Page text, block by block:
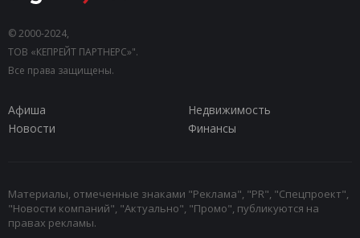
© 2000-2024,
ТОВ «КЕПРЕЙТ ПАРТНЕРС»".
Все права защищены.
Афиша
Недвижимость
Новости
Финансы
Материалы, отмеченные знаками "Реклама", "PR", "Спецпроект",
"Новости компаний", "Актуально", "Промо", публикуются на
правах рекламы.